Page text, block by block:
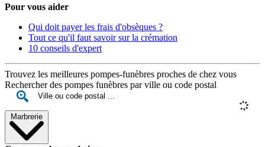
Pour vous aider
Qui doit payer les frais d'obsèques ?
Tout ce qu'il faut savoir sur la crémation
10 conseils d'expert
Trouvez les meilleures pompes-funèbres proches de chez vous
Rechercher des pompes funèbres par ville ou code postal
Marbrerie